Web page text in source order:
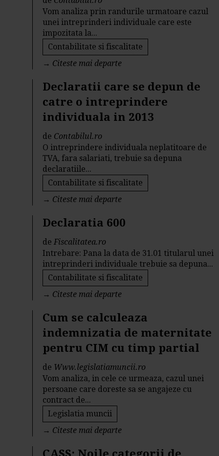
Vom analiza prin randurile urmatoare cazul
unei intreprinderi individuale care este
impozitata la...
Contabilitate si fiscalitate
→ Citeste mai departe
Declaratii care se depun de
catre o intreprindere
individuala in 2013
de Contabilul.ro
O intreprindere individuala neplatitoare de
TVA, fara salariati, trebuie sa depuna
declaratiile...
Contabilitate si fiscalitate
→ Citeste mai departe
Declaratia 600
deFiscalitatea.ro
Intrebare: Pana la data de 31.01 titularul unei
intreprinderi individuale trebuie sa depuna...
Contabilitate si fiscalitate
→ Citeste mai departe
Cum se calculeaza
indemnizatia de maternitate
pentru CIM cu timp partial
de Www.legislatiamuncii.ro
Vom analiza, in cele ce urmeaza, cazul unei
persoane care doreste sa se angajeze cu
contract de...
Legislatia muncii
→ Citeste mai departe